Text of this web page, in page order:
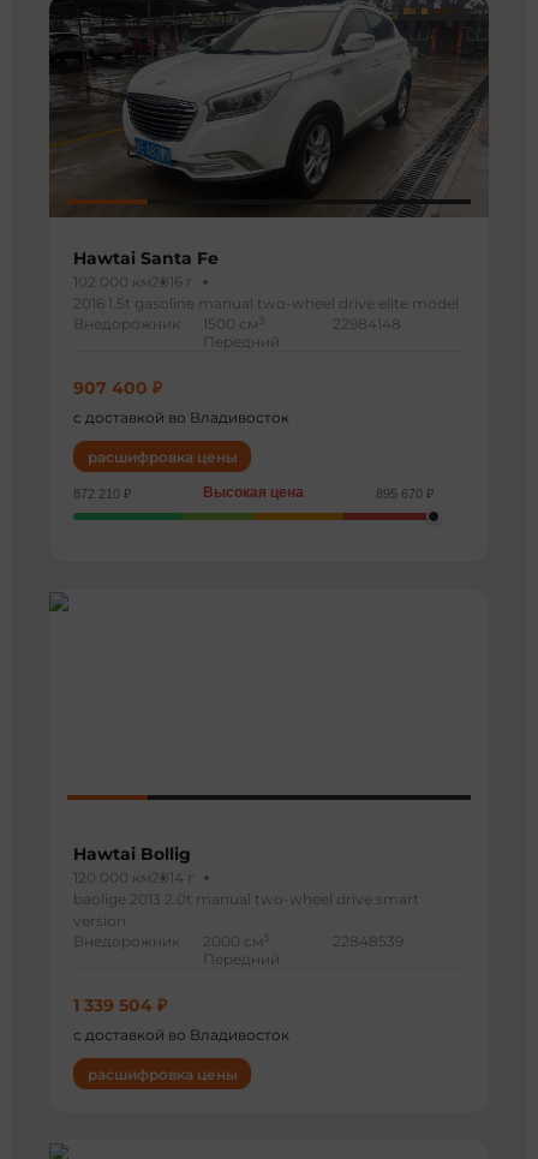
Hawtai Santa Fe
102 000 км2016 г
2016 1.5t gasoline manual two-wheel drive elite model
Внедорожник
1500 см 3
Передний
22984148
907 400 ₽
с доставкой во Владивосток
расшифровка цены
872 210 ₽ Высокая цена 895 670 ₽
Hawtai Bollig
120 000 км2014 г
baolige 2013 2.0t manual two-wheel drive smart
version
Внедорожник
2000 см 3
Передний
22848539
1 339 504 ₽
с доставкой во Владивосток
расшифровка цены